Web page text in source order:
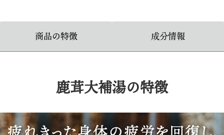
商品の特徴 成分情報
鹿茸大補湯の特徴